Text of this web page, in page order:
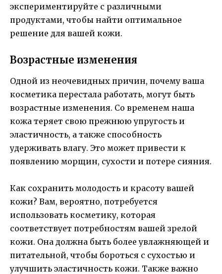
экспериментируйте с различными
продуктами, чтобы найти оптимальное
решение для вашей кожи.
Возрастные изменения
Одной из неочевидных причин, почему ваша
косметика перестала работать, могут быть
возрастные изменения. Со временем наша
кожа теряет свою прежнюю упругость и
эластичность, а также способность
удерживать влагу. Это может привести к
появлению морщин, сухости и потере сияния.
Как сохранить молодость и красоту вашей
кожи? Вам, вероятно, потребуется
использовать косметику, которая
соответствует потребностям вашей зрелой
кожи. Она должна быть более увлажняющей и
питательной, чтобы бороться с сухостью и
улучшить эластичность кожи. Также важно